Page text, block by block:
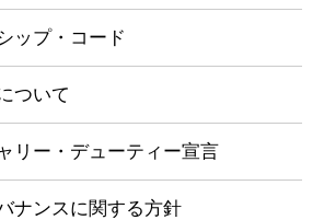
ップ・コード
ついて
リー ・デューティー宣言
ナンスに関する方針